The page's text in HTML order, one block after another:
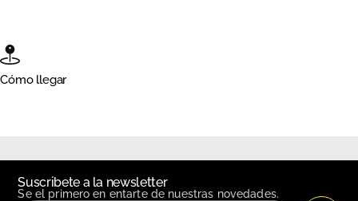
Cómo llegar
Suscribete a la newsletter
Se el primero en entarte de nuestras novedades.